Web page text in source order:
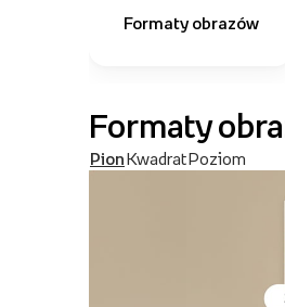
Formaty obrazów
Formaty
PionKwadratPoziom